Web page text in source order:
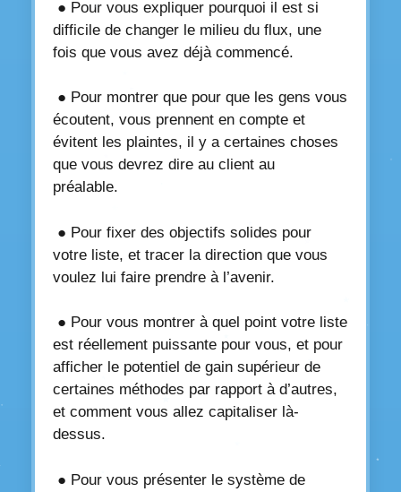
● Pour vous expliquer pourquoi il est si
difficile de changer le milieu du flux, une
fois que vous avez déjà commencé.
● Pour montrer que pour que les gens vous
écoutent, vous prennent en compte et
évitent les plaintes, il y a certaines choses
que vous devrez dire au client au
préalable.
● Pour fixer des objectifs solides pour
votre liste, et tracer la direction que vous
voulez lui faire prendre à l’avenir.
● Pour vous montrer à quel point votre liste
est réellement puissante pour vous, et pour
afficher le potentiel de gain supérieur de
certaines méthodes par rapport à d’autres,
et comment vous allez capitaliser là-
dessus.
● Pour vous présenter le système de